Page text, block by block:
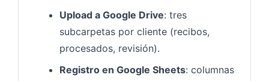
Upload a Google Drive: tres
subcarpetas por cliente (recibos,
procesados, revisión).
Registro en Google Sheets: columnas